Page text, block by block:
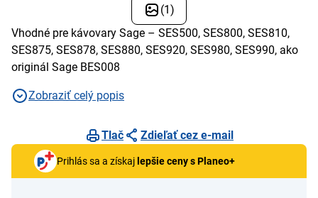
(1)
Vhodné pre kávovary Sage – SES500, SES800, SES810,
SES875, SES878, SES880, SES920, SES980, SES990, ako
originál Sage BES008
Zobraziť celý popis
Tlač Zdieľať cez e-mail
Prihlás sa a získaj lepšie ceny s Planeo+